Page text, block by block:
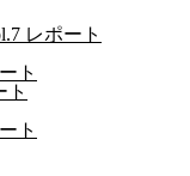
レポート
ト
ト
ト